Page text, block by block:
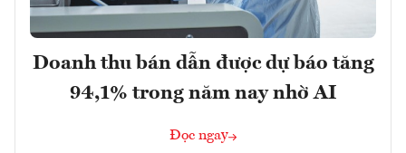
Doanh thu bán dẫn được dự báo tăng
94,1% trong năm nay nhờ AI
Đọc ngay